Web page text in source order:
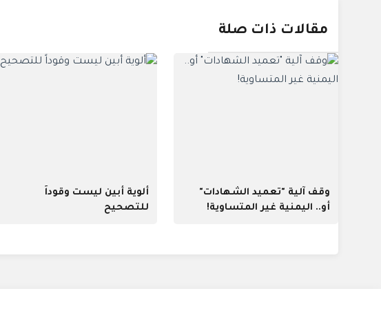
مقالات ذات صلة
وقف آلية "تعميد الشهادات"
أو.. اليمنية غير المتساوية!
ألوية أبين ليست وقوداً
للتصحيح